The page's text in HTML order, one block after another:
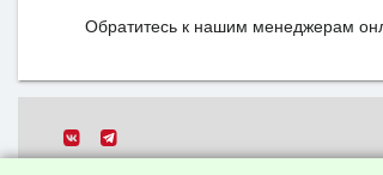
Обратитесь к нашим менеджерам